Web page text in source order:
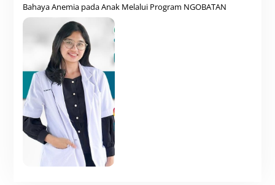
Bahaya Anemia pada Anak Melalui Program NGOBATAN